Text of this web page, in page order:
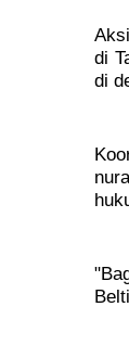
di
di